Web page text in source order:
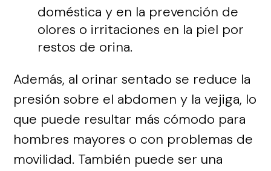
doméstica y en la prevención de
olores o irritaciones en la piel por
restos de orina.
Además, al orinar sentado se reduce la
presión sobre el abdomen y la vejiga, lo
que puede resultar más cómodo para
hombres mayores o con problemas de
movilidad. También puede ser una